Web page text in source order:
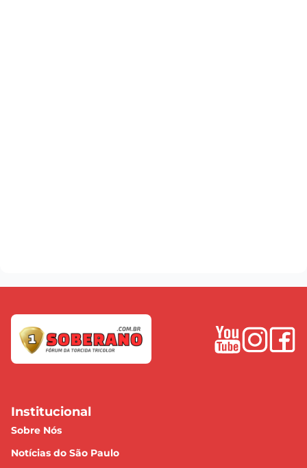
Institucional
Sobre Nós
Notícias do São Paulo